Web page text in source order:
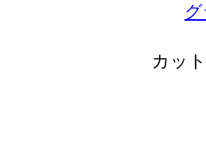
カッ